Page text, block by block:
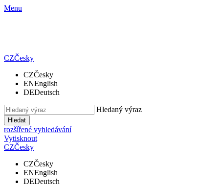
Menu
CZČesky
CZČesky
ENEnglish
DEDeutsch
Hledaný výraz
Hledat
rozšířené vyhledávání
Vytisknout
CZČesky
CZČesky
ENEnglish
DEDeutsch